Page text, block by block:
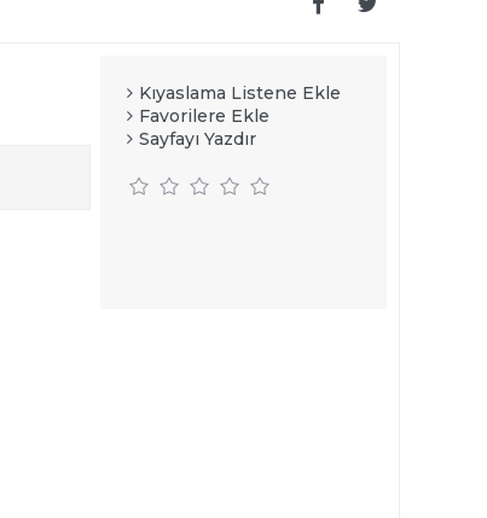
Kıyaslama Listene Ekle
Favorilere Ekle
Sayfayı Yazdır